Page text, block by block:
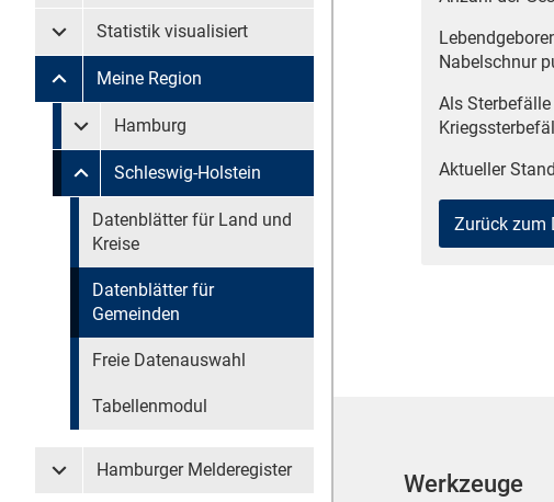
Untermenü Statistik visualisiert
Statistik visualisiert
Untermenü Meine Region
Meine Region
Untermenü überspringen
Untermenü Meine Region Hamburg
Hamburg
Untermenü Meine Region Schleswig-Holstein
Schleswig-Holstein
Untermenü überspringen
Datenblätter für Land und
Kreise
Datenblätter für
Gemeinden
Freie Datenauswahl
Tabellenmodul
Untermenü Hamburger Melderegister
Hamburger Melderegister
Nabelschnur
Als
Aktueller
Zurück zum
Werkzeuge